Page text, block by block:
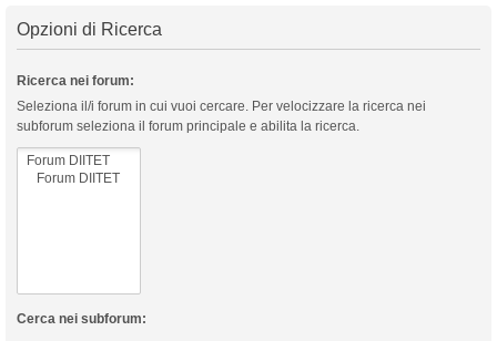
Opzioni di Ricerca
Ricerca nei forum:
Seleziona il/i forum in cui vuoi cercare. Per velocizzare la ricerca nei
subforum seleziona il forum principale e abilita la ricerca.
Cerca nei subforum: